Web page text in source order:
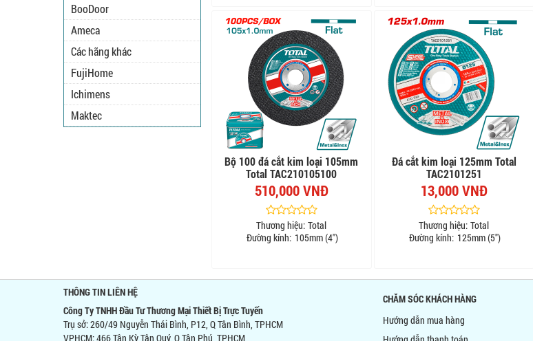
Bộ 100 đá cắt kim loại 105mm
Total TAC210105100
510,000 VNĐ
Thương hiệu: Total
Đường kính: 105mm (4")
Đá cắt kim loại 125mm Total
TAC2101251
13,000 VNĐ
Thương hiệu: Total
Đường kính: 125mm (5")
BooDoor
Ameca
Các hãng khác
FujiHome
Ichimens
Maktec
THÔNG TIN LIÊN HỆ
Công Ty TNHH Đầu Tư Thương Mại Thiết Bị Trực Tuyến
Trụ sở: 260/49 Nguyễn Thái Bình, P12, Q Tân Bình, TPHCM
VPHCM: 466 Tân Kỳ Tân Quý, Q Tân Phú, TPHCM
CHĂM SÓC KHÁCH HÀNG
Hướng dẫn mua hàng